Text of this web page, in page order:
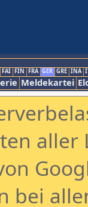
FAI FIN FRA GER GRE INA
Meldekartei
aller
bei